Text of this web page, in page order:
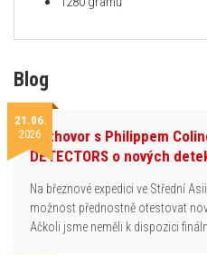
Blog
21.06.
2026Rozhovor s Philippem
DETECTORS o nových
Na březnové expedici ve Střední
možnost přednostně otestovat
Ačkoli jsme neměli k dispozici